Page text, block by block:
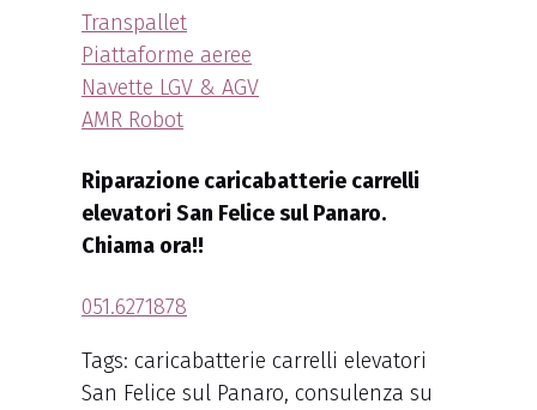
Transpallet
Piattaforme aeree
Navette LGV & AGV
AMR Robot
Riparazione caricabatterie carrelli
elevatori San Felice sul Panaro.
Chiama ora!!
051.6271878
Tags: caricabatterie carrelli elevatori
San Felice sul Panaro, consulenza su